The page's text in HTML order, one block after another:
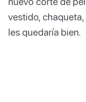
vestido,
les quedaría bien.